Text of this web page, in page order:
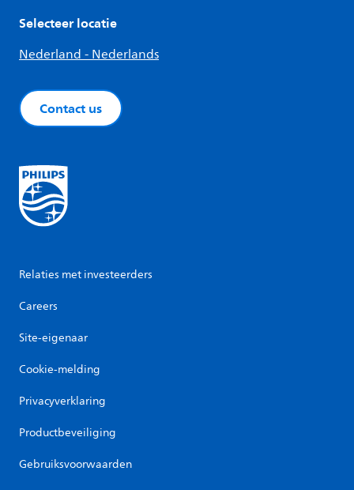
Selecteer locatie
Nederland - Nederlands
Contact us
Relaties met investeerders
Careers
Site-eigenaar
Cookie-melding
Privacyverklaring
Productbeveiliging
Gebruiksvoorwaarden